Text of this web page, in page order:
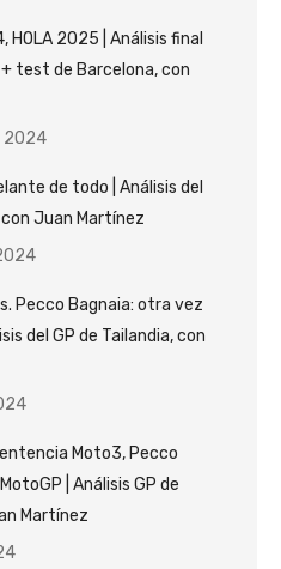
HOLA 2025 | Análisis final
test de Barcelona, con
2024
de todo | Análisis del
con Juan Martínez
Pecco Bagnaia: otra vez
del GP de Tailandia, con
Moto3, Pecco
| Análisis GP de
Martínez